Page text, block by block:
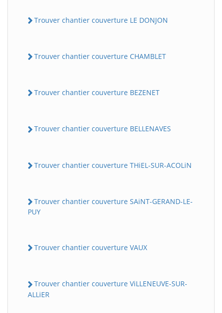
Trouver chantier couverture LE DONJON
Trouver chantier couverture CHAMBLET
Trouver chantier couverture BEZENET
Trouver chantier couverture BELLENAVES
Trouver chantier couverture THiEL-SUR-ACOLiN
Trouver chantier couverture SAiNT-GERAND-LE-
PUY
Trouver chantier couverture VAUX
Trouver chantier couverture ViLLENEUVE-SUR-
ALLiER